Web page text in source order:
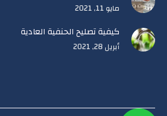
مايو 11, 2021
كيفية تصليح الحنفية العادية
أبريل 28, 2021